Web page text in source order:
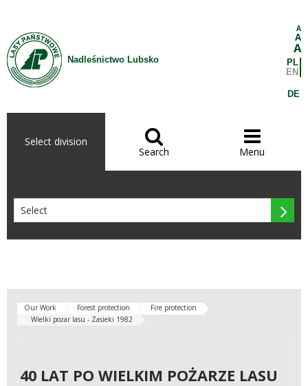
Nadleśnictwo Lubsko
A
A
A
PL
EN
DE
Select division 
Search

Menu

Our Work Forest protection
Fire protection
Wielki pożar lasu - Zasieki 1982
40 LAT PO WIELKIM POŻARZE LASU